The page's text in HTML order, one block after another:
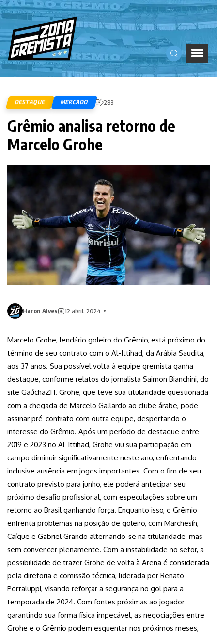
DESTAQUE MERCADO 283
Grêmio analisa retorno de
Marcelo Grohe
Haron Alves 12 abril, 2024
Marcelo Grohe, lendário goleiro do Grêmio, está próximo do
término de seu contrato com o Al-Ittihad, da Arábia Saudita,
aos 37 anos. Sua possível volta à equipe gremista ganha
destaque, conforme relatos do jornalista Saimon Bianchini, do
site GaúchaZH. Grohe, que teve sua titularidade questionada
com a chegada de Marcelo Gallardo ao clube árabe, pode
assinar pré-contrato com outra equipe, despertando o
interesse do Grêmio. Após um período de destaque entre
2019 e 2023 no Al-Ittihad, Grohe viu sua participação em
campo diminuir significativamente neste ano, enfrentando
inclusive ausência em jogos importantes. Com o fim de seu
contrato previsto para junho, ele poderá antecipar seu
próximo desafio profissional, com especulações sobre um
retorno ao Brasil ganhando força. Enquanto isso, o Grêmio
enfrenta problemas na posição de goleiro, com Marchesín,
Caíque e Gabriel Grando alternando-se na titularidade, mas
sem convencer plenamente. Com a instabilidade no setor, a
possibilidade de trazer Grohe de volta à Arena é considerada
pela diretoria e comissão técnica, liderada por Renato
Portaluppi, visando reforçar a segurança no gol para a
temporada de 2024. Com fontes próximas ao jogador
garantindo sua forma física impecável, as negociações entre
Grohe e o Grêmio podem esquentar nos próximos meses,